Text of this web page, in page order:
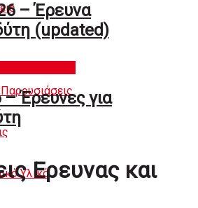
Υλικό
– Έρευνα
(updated)
Έρευνες για
Ερευνας και